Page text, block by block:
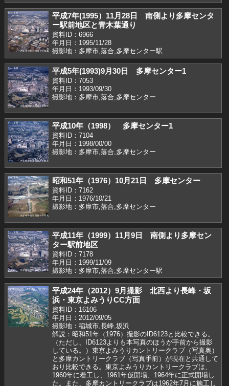
平成7年(1995）11月28日 南側より多摩センタ
ー駅前地区と青木葉通り
資料ID：6966
年月日：1995/11/28
撮影地：多摩市,落合,多摩センター駅
平成5年(1993)9月30日 多摩センター1
資料ID：7053
年月日：1993/09/30
撮影地：多摩市,落合,多摩センター
平成10年（1998） 多摩センター1
資料ID：7104
年月日：1998/00/00
撮影地：多摩市,落合,多摩センター
昭和51年（1976）10月21日 多摩センター
資料ID：7162
年月日：1976/10/21
撮影地：多摩市,落合,多摩センター
平成11年（1999）11月9日 南側より多摩セン
ター駅前地区
資料ID：7178
年月日：1999/11/09
撮影地：多摩市,落合,多摩センター駅
平成24年（2012）9月撮影 北西より長峰・坂
浜・東京よみうりCC方面
資料ID：16106
年月日：2012/09/05
撮影地：稲城市,長峰,坂浜
解説：昭和51年（1976）撮影のID6123と比較できる。
（ただし、ID6123よりも本写真のほうが手前から撮影
している。）東京よみうりカントリークラブ（写真奥）
と多摩カントリークラブ（写真手前）が現在と共通して
おり比較できる。東京よみうりカントリークラブは、
1960年に着工し、1961年仮開場、1964年に正式開場し
た。また、多摩カントリークラブは1962年7月に施工し